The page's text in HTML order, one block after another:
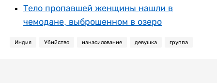
Тело пропавшей женщины нашли в
чемодане, выброшенном в озеро
Индия Убийство изнасилование девушка группа